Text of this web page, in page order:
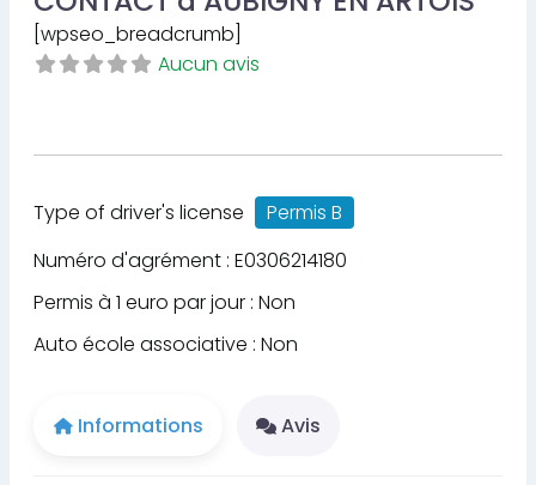
[wpseo_breadcrumb]
Aucun avis
Type of driver's license
Permis B
Numéro d'agrément : E0306214180
Permis à 1 euro par jour : Non
Auto école associative : Non
Informations Avis